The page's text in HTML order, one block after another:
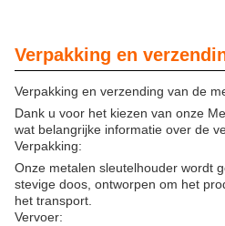
Verpakking en
Verpakking en verzending van de
Dank u voor het kiezen van onze
wat belangrijke informatie over de
Verpakking:
Onze metalen sleutelhouder wordt
stevige doos, ontworpen om het
het transport.
Vervoer: